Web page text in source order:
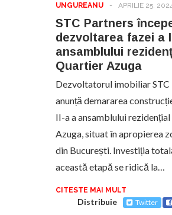
UNGUREANU
- APRILIE 25,
STC Partners
dezvoltarea fazei a
ansamblului
Quartier Azuga
Dezvoltatorul imobiliar STC
anunță demararea
II-a a ansamblului
Azuga, situat în apropierea
din București. Investiția
această etapă se ridică la…
CITESTE MAI MULT
Distribuie Twitter